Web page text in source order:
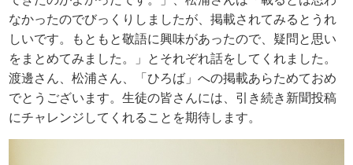
なかったのでびっくりしましたが、掲載されてみるとうれ
しいです。もともと敬語に興味があったので、疑問と思い
をまとめてみました。」とそれぞれ話をしてくれました。
渡邊さん、松浦さん、「ひろば」への掲載あらためておめ
でとうございます。生徒の皆さんには、引き続き新聞投稿
にチャレンジしてくれることを期待します。